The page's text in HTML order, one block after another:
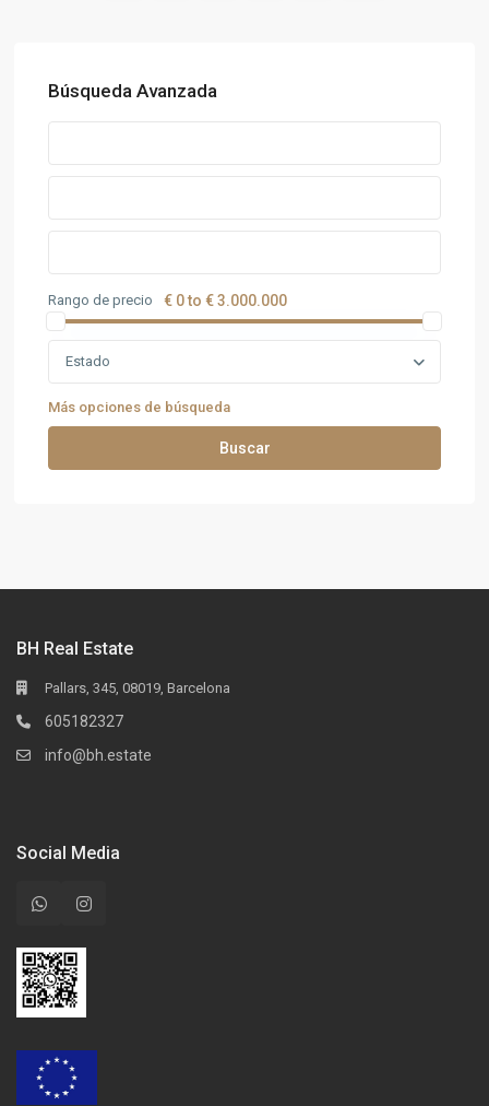
Búsqueda Avanzada
Rango de precio € 0 to € 3.000.000
Estado
Más opciones de búsqueda
Buscar
BH Real Estate
Pallars, 345, 08019, Barcelona
605182327
info@bh.estate
Social Media